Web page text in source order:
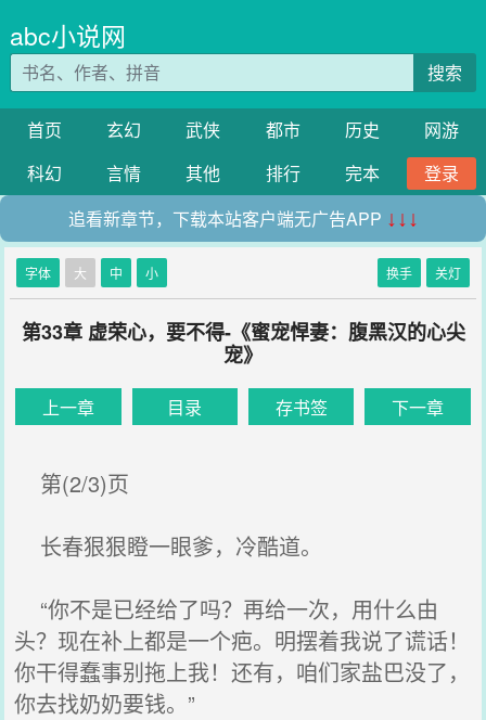
abc小说网
搜索
首页 玄幻 武侠 都市 历史
网游
科幻
言情 其他 排行 完本
登录
追看新章节，下载本站客户端无广告APP ↓↓↓
字体 大 中 小 换手 关灯
第33章 虚荣心，要不得-《蜜宠悍妻：腹黑汉的心尖
宠》
上一章 目录 存书签 下一章
第(2/3)页
长春狠狠瞪一眼爹，冷酷道。
“你不是已经给了吗？再给一次，用什么由
头？现在补上都是一个疤。明摆着我说了谎话！
你干得蠢事别拖上我！还有，咱们家盐巴没了，
你去找奶奶要钱。”